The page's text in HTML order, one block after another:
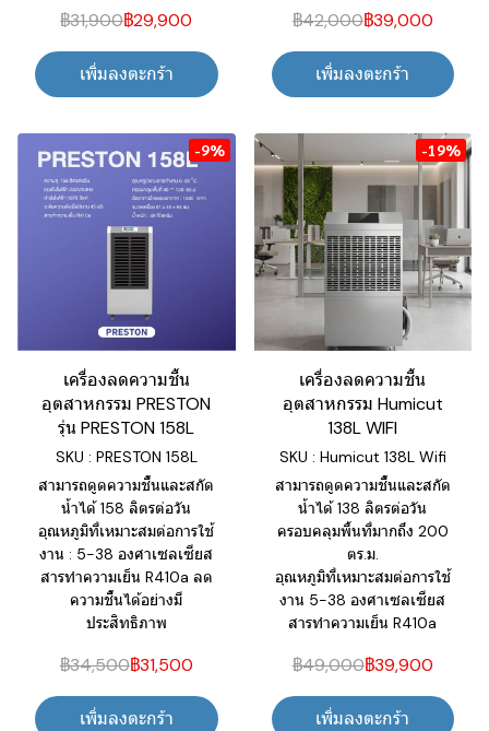
฿31,900฿29,900
เพิ่มลงตะกร้า
฿42,000฿39,000
เพิ่มลงตะกร้า
-9%
เครื่องลดความชื้น
อุตสาหกรรม PRESTON
รุ่น PRESTON 158L
SKU : PRESTON 158L
สามารถดูดความชื้นและสกัด
น้ำได้ 158 ลิตรต่อวัน
อุณหภูมิที่เหมาะสมต่อการใช้
งาน : 5-38 องศาเซลเซียส
สารทำความเย็น R410a ลด
ความชื้นได้อย่างมี
ประสิทธิภาพ
฿34,500฿31,500
เพิ่มลงตะกร้า
-19%
เครื่องลดความชื้น
อุตสาหกรรม Humicut
138L WIFI
SKU : Humicut 138L Wifi
สามารถดูดความชื้นและสกัด
น้ำได้ 138 ลิตรต่อวัน
ครอบคลุมพื้นที่มากถึง 200
ตร.ม.
อุณหภูมิที่เหมาะสมต่อการใช้
งาน 5-38 องศาเซลเซียส
สารทำความเย็น R410a
฿49,000฿39,900
เพิ่มลงตะกร้า